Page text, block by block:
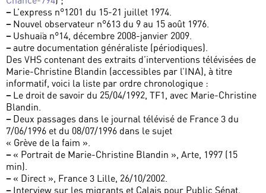
–L’express n°1201 du 15-21 juillet 1974.
–Nouvel observateur n°613 du 9 au 15 août 1976.
–Ushuaïa n°14, décembre 2008-janvier 2009.
–autre documentation généraliste (périodiques).
Des VHS contenant des extraits d’interventions télévisées de
Marie-Christine Blandin (accessibles par l’INA), à titre
informatif, voici la liste par ordre chronologique :
–Le droit de savoir du 25/04/1992, TF1, avec Marie-Christine
Blandin.
–Deux passages dans le journal télévisé de France 3 du
7/06/1996 et du 08/07/1996 dans le sujet
« Grève de la faim ».
–« Portrait de Marie-Christine Blandin », Arte, 1997 (15
min).
–« Direct », France 3 Lille, 26/10/2002.
–Interview sur les migrants et Calais pour Public Sénat,